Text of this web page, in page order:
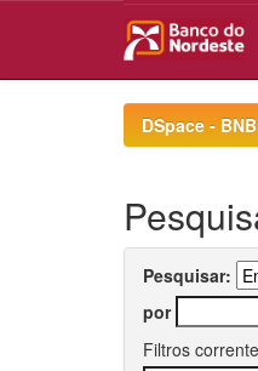
DSpace -
Pesquisar:
por
Filtros